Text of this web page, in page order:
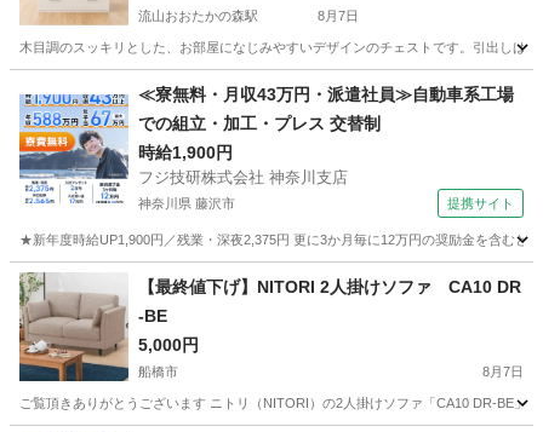
流山おおたかの森駅 8月7日
木目調のスッキリとした、お部屋になじみやすいデザインのチェストです。引出しは
流山おおたかの森駅 家具 チェスト
≪寮無料・月収43万円・派遣社員≫自動車系工場
での組立・加工・プレス 交替制
時給1,900円
フジ技研株式会社 神奈川支店
神奈川県 藤沢市 提携サイト
★新年度時給UP1,900円／残業・深夜2,375円 更に3か月毎に12万円の奨励金を含む
神奈川 その他
【最終値下げ】NITORI 2人掛けソファ CA10 DR
-BE
5,000円
船橋市 8月7日
ご覧頂きありがとうございます ニトリ（NITORI）の2人掛けソファ「CA10 DR-BE」